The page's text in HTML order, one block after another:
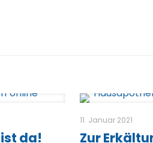
da!
11. Januar 2021
Zur